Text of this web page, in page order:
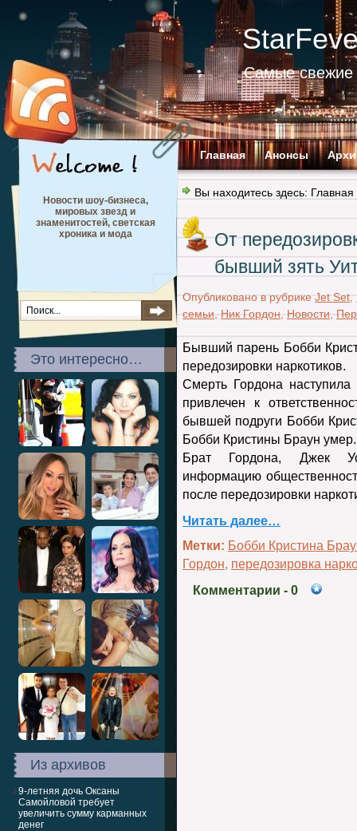
Самые свежие
Главная Анонсы
Новости шоу-бизнеса,
мировых звезд и
знаменитостей, светская
хроника и мода
Это интересно…
Из архивов
9-летняя дочь Оксаны
Самойловой требует
увеличить сумму карманных
денег
Вы находитесь здесь: Главная
От
бывший зять
Опубликовано в рубрике Jet Set
семьи
Ник Гордон Новости
Бывший парень Бобби
передозировки наркотиков.
Смерть Гордона
привлечен к
бывшей подруги Бобби
Бобби Кристины Браун
Брат Гордона, Джек
информацию
после передозировки
Читать далее…
Метки: Бобби Кристина
Гордон, передозировка
Комментарии - 0